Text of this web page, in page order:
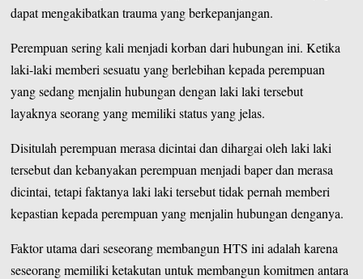
dapat mengakibatkan trauma yang berkepanjangan.
Perempuan sering kali menjadi korban dari hubungan ini. Ketika
laki-laki memberi sesuatu yang berlebihan kepada perempuan
yang sedang menjalin hubungan dengan laki laki tersebut
layaknya seorang yang memiliki status yang jelas.
Disitulah perempuan merasa dicintai dan dihargai oleh laki laki
tersebut dan kebanyakan perempuan menjadi baper dan merasa
dicintai, tetapi faktanya laki laki tersebut tidak pernah memberi
kepastian kepada perempuan yang menjalin hubungan denganya.
Faktor utama dari seseorang membangun HTS ini adalah karena
seseorang memiliki ketakutan untuk membangun komitmen antara